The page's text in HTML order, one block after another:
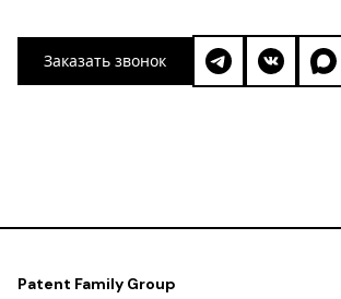
Заказать звонок
Patent Family Group